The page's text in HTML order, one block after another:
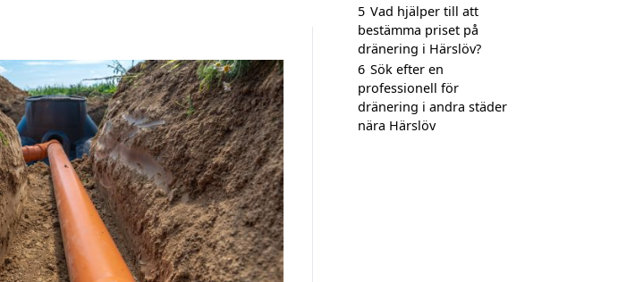
5 Vad hjälper till att
bestämma priset på
dränering i Härslöv?
6 Sök efter en
professionell för
dränering i andra städer
nära Härslöv